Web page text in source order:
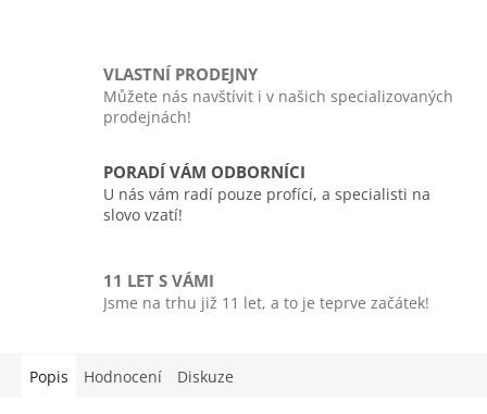
VLASTNÍ PRODEJNY
Můžete nás navštívit i v našich specializovaných
prodejnách!
PORADÍ VÁM ODBORNÍCI
U nás vám radí pouze profící, a specialisti na
slovo vzatí!
11 LET S VÁMI
Jsme na trhu již 11 let, a to je teprve začátek!
Popis Hodnocení Diskuze